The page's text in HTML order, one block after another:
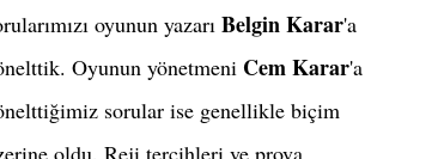
oyunun yazarı Belgin Karar'a
Oyunun yönetmeni Cem Karar'a
sorular ise genellikle biçim
oldu. Reji tercihleri ve prova